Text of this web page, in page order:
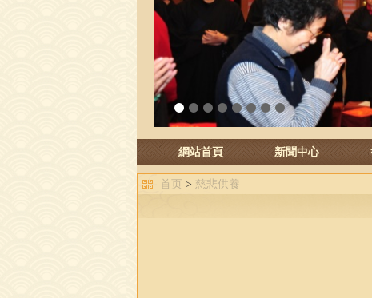
3 4 5 6 7 8
網站首頁 新聞中心
首页 > 慈悲供養